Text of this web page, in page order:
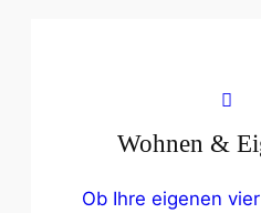
Wohnen &
Ob Ihre eigenen